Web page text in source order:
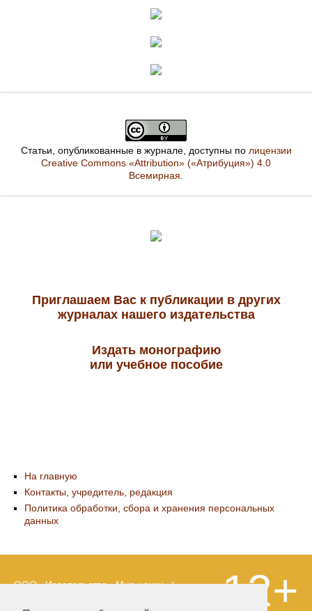
Статьи, опубликованные в журнале, доступны по лицензии
Creative Commons «Attribution» («Атрибуция») 4.0
Всемирная
Приглашаем Вас к публикации в других
журналах нашего издательства
Издать монографию
или учебное пособие
На главную
Контакты, учредитель, редакция
Политика обработки, сбора и хранения персональных
данных
ООО «Издательство «Мир науки» \
12+